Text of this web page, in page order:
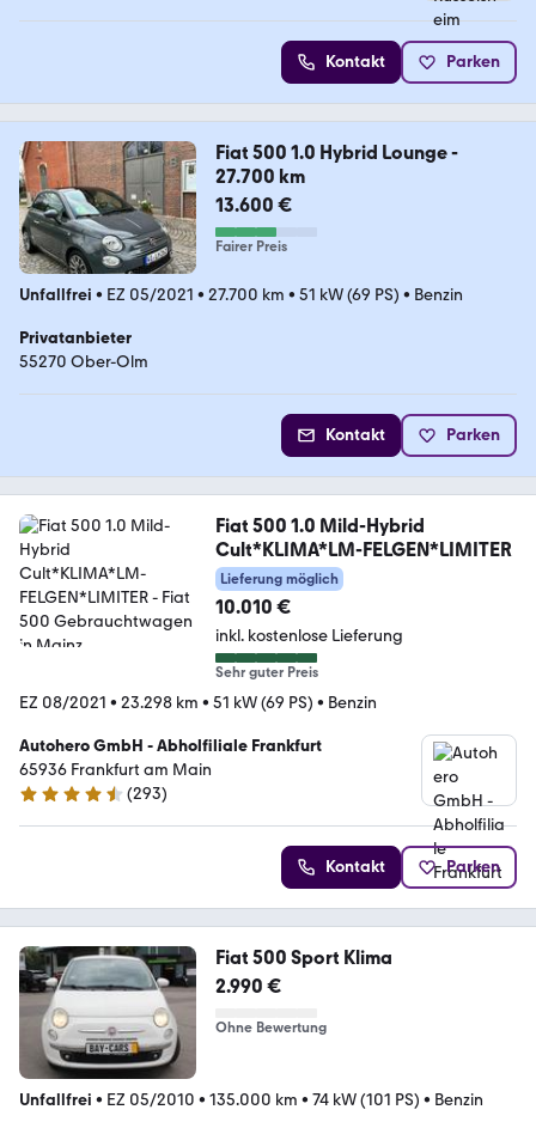
Kontakt Parken
Fiat 500 1.0 Hybrid Lounge -
27.700 km
13.600 €
Fairer Preis
Unfallfrei • EZ 05/2021 • 27.700 km • 51 kW (69 PS) • Benzin
Privatanbieter
55270 Ober-Olm
Kontakt Parken
Fiat 500 1.0 Mild-Hybrid
Cult*KLIMA*LM-FELGEN*LIMITER
Lieferung möglich
10.010 €
inkl. kostenlose Lieferung
Sehr guter Preis
EZ 08/2021 • 23.298 km • 51 kW (69 PS) • Benzin
Autohero GmbH - Abholfiliale Frankfurt
65936 Frankfurt am Main
4.6 Sterne
(293)
Kontakt Parken
Fiat 500 Sport Klima
2.990 €
Ohne Bewertung
Unfallfrei • EZ 05/2010 • 135.000 km • 74 kW (101 PS) • Benzin